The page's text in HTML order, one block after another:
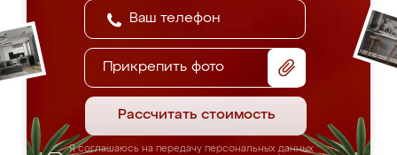
Прикрепить фото
Рассчитать стоимость
Я соглашаюсь на передачу персональных данных